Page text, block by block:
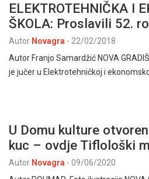
ELEKTROTEHNIČKA I
ŠKOLA: Proslavili 52.
Autor Novagra - 22/02/2018
Autor Franjo Samardžić NOVA
je jučer u Elektrotehničkoj i
U Domu kulture
kuc – ovdje Tiflološki
Autor Novagra - 09/06/2020